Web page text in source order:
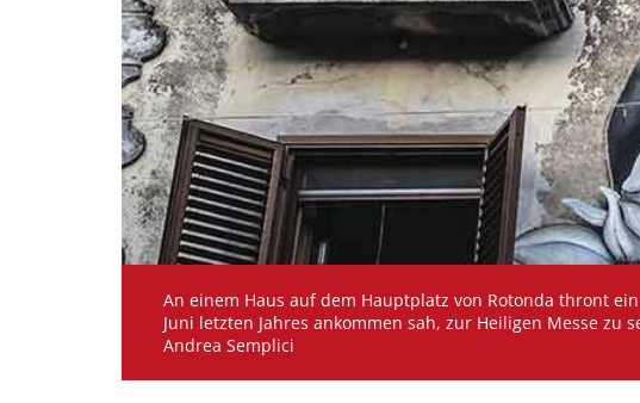
An einem Haus auf dem Hauptplatz von Rotonda thront
Juni letzten Jahres ankommen sah, zur Heiligen Messe zu
Andrea Semplici